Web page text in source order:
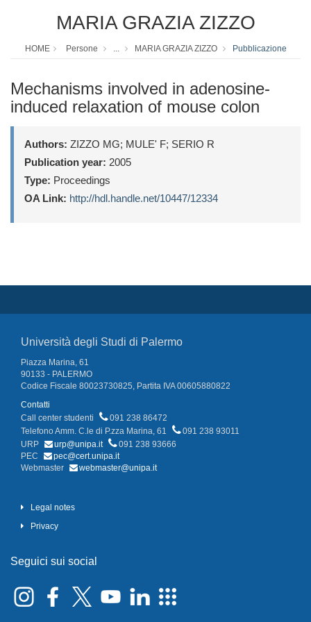
MARIA GRAZIA ZIZZO
HOME Persone ... MARIA GRAZIA ZIZZO Pubblicazione
Mechanisms involved in adenosine-
induced relaxation of mouse colon
Authors: ZIZZO MG; MULE' F; SERIO R
Publication year: 2005
Type: Proceedings
OA Link: http://hdl.handle.net/10447/12334
Università degli Studi di Palermo
Piazza Marina, 61
90133 - PALERMO
Codice Fiscale 80023730825, Partita IVA 00605880822
Contatti
Call center studenti
091 238 86472
Telefono Amm. C.le di P.zza Marina, 61
091 238 93011
URP
urp@unipa.it
091 238 93666
PEC
pec@cert.unipa.it
Webmaster
webmaster@unipa.it
Legal notes
Privacy
Seguici sui social